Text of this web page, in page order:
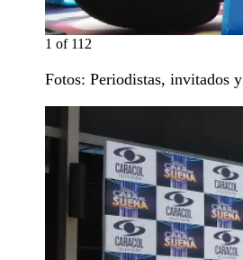
1 of 112
Fotos: Periodistas, invitados